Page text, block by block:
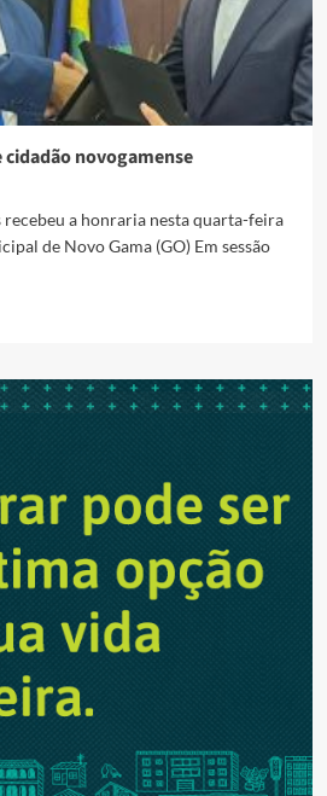
novogamense
a honraria nesta quarta-feira
de Novo Gama (GO) Em sessão